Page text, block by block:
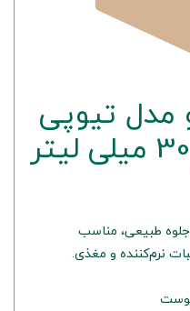
مدل تیوپی
طبیعی، مناسب
نرم‌کننده و مغذی.